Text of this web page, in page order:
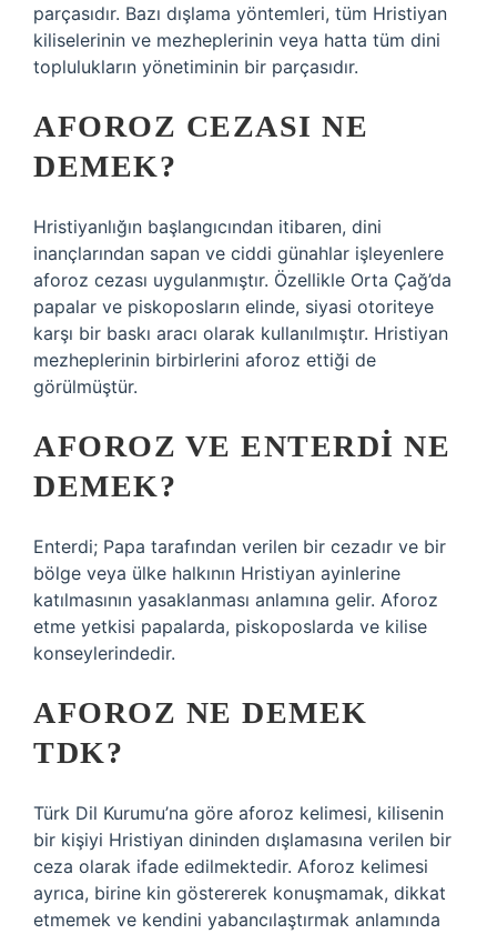
parçasıdır. Bazı dışlama yöntemleri, tüm Hristiyan
kiliselerinin ve mezheplerinin veya hatta tüm dini
toplulukların yönetiminin bir parçasıdır.
AFOROZ CEZASI NE
DEMEK?
Hristiyanlığın başlangıcından itibaren, dini
inançlarından sapan ve ciddi günahlar işleyenlere
aforoz cezası uygulanmıştır. Özellikle Orta Çağ’da
papalar ve piskoposların elinde, siyasi otoriteye
karşı bir baskı aracı olarak kullanılmıştır. Hristiyan
mezheplerinin birbirlerini aforoz ettiği de
görülmüştür.
AFOROZ VE ENTERDI NE
DEMEK?
Enterdi; Papa tarafından verilen bir cezadır ve bir
bölge veya ülke halkının Hristiyan ayinlerine
katılmasının yasaklanması anlamına gelir. Aforoz
etme yetkisi papalarda, piskoposlarda ve kilise
konseylerindedir.
AFOROZ NE DEMEK
TDK?
Türk Dil Kurumu’na göre aforoz kelimesi, kilisenin
bir kişiyi Hristiyan dininden dışlamasına verilen bir
ceza olarak ifade edilmektedir. Aforoz kelimesi
ayrıca, birine kin göstererek konuşmamak, dikkat
etmemek ve kendini yabancılaştırmak anlamında